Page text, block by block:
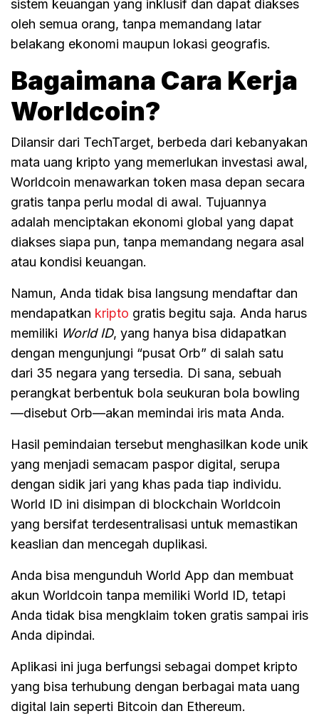
sistem keuangan yang inklusif dan dapat diakses
oleh semua orang, tanpa memandang latar
belakang ekonomi maupun lokasi geografis.
Bagaimana Cara Kerja
Worldcoin?
Dilansir dari TechTarget, berbeda dari kebanyakan
mata uang kripto yang memerlukan investasi awal,
Worldcoin menawarkan token masa depan secara
gratis tanpa perlu modal di awal. Tujuannya
adalah menciptakan ekonomi global yang dapat
diakses siapa pun, tanpa memandang negara asal
atau kondisi keuangan.
Namun, Anda tidak bisa langsung mendaftar dan
mendapatkan kripto gratis begitu saja. Anda harus
memiliki World ID, yang hanya bisa didapatkan
dengan mengunjungi “pusat Orb” di salah satu
dari 35 negara yang tersedia. Di sana, sebuah
perangkat berbentuk bola seukuran bola bowling
—disebut Orb—akan memindai iris mata Anda.
Hasil pemindaian tersebut menghasilkan kode unik
yang menjadi semacam paspor digital, serupa
dengan sidik jari yang khas pada tiap individu.
World ID ini disimpan di blockchain Worldcoin
yang bersifat terdesentralisasi untuk memastikan
keaslian dan mencegah duplikasi.
Anda bisa mengunduh World App dan membuat
akun Worldcoin tanpa memiliki World ID, tetapi
Anda tidak bisa mengklaim token gratis sampai iris
Anda dipindai.
Aplikasi ini juga berfungsi sebagai dompet kripto
yang bisa terhubung dengan berbagai mata uang
digital lain seperti Bitcoin dan Ethereum.